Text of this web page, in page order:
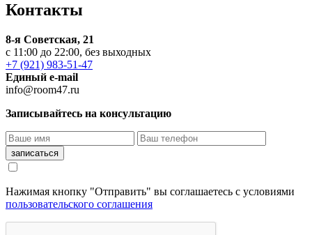
Контакты
8-я Советская, 21
с 11:00 до 22:00, без выходных
+7 (921) 983-51-47
Единый e-mail
info@room47.ru
Записывайтесь на консультацию
Haжимая кнопку "Отправить" вы соглашаетесь с условиями
пользовательского соглашения